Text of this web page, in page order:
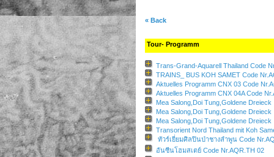
« Back
Tour- Programm
Trans-Grand-Aquarell Thailand Code
TRAINS_ BUS KOH SAMET Code
Aktuelles Programm CNX 03 Code
Aktuelles Programm CNX 04A Code
Mea Salong,Doi Tung,Goldene Dreieck
Mea Salong,Doi Tung,Goldene Dreieck
Mea Salong,Doi Tung,Goldene Dreieck
Transorient Nord Thailand mit Koh
ทัวร์เยี่ยมศิลปินป่าชางลำพูน Code
อันซีนโฮมสเตย์ Code Nr.AQR.TH 02